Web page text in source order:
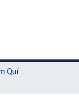
TCC - Licenciatura em Química (Sede)